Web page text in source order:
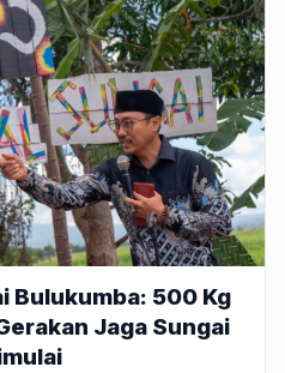
Bulukumba: 500 Kg
Jaga Sungai